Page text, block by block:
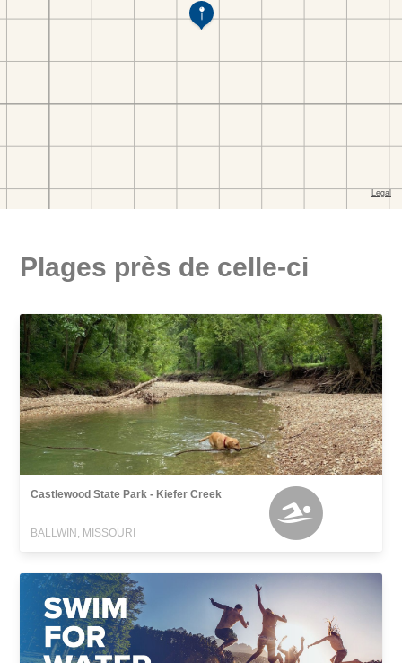
Plages près de celle-ci
Castlewood State Park - Kiefer Creek
BALLWIN, MISSOURI